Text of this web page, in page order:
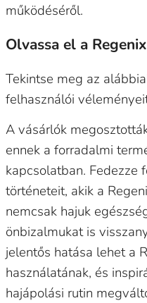
működéséről.
Olvassa el a
Tekintse meg az
felhasználói
A vásárlók
ennek a forradalmi
kapcsolatban. Fedezze
történeteit, akik a
nemcsak hajuk
önbizalmukat is
jelentős hatása lehet a
használatának, és
hajápolási rutin